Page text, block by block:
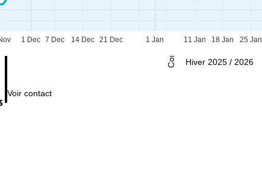
Voir contact
Conseil
1 Dec 1 Jan
7 Dec 14 Dec 21 Dec 11 Jan 18 Jan 25 Jan
Hiver 2025 / 2026